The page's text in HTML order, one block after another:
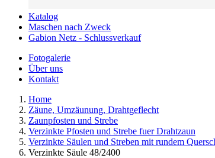
Katalog
Maschen nach Zweck
Gabion Netz - Schlussverkauf
Fotogalerie
Über uns
Kontakt
Home
Zäune, Umzäunung, Drahtgeflecht
Zaunpfosten und Strebe
Verzinkte Pfosten und Strebe fuer Drahtzaun
Verzinkte Säulen und Streben mit rundem
Verzinkte Säule 48/2400